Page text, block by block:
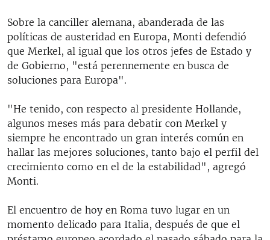
Sobre la canciller alemana, abanderada de las
políticas de austeridad en Europa, Monti defendió
que Merkel, al igual que los otros jefes de Estado y
de Gobierno, "está perennemente en busca de
soluciones para Europa".
"He tenido, con respecto al presidente Hollande,
algunos meses más para debatir con Merkel y
siempre he encontrado un gran interés común en
hallar las mejores soluciones, tanto bajo el perfil del
crecimiento como en el de la estabilidad", agregó
Monti.
El encuentro de hoy en Roma tuvo lugar en un
momento delicado para Italia, después de que el